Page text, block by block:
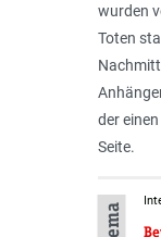
wurden
Toten
der
Seite.